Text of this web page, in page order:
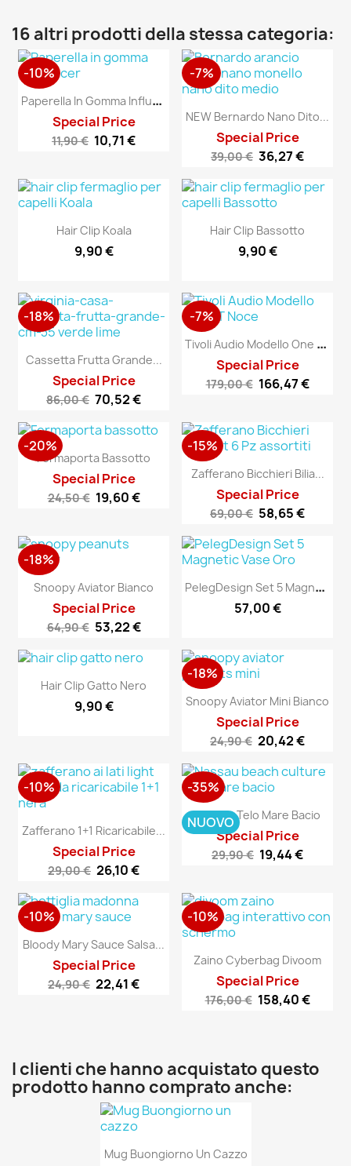
16 altri prodotti della stessa categoria:
P
Aperella In Gomma Influencer
Special Price
11,90 € 10,71 €
-10%
NEW Bernardo Nano Dito...
Special Price
39,00 € 36,27 €
-7%
Hair Clip Koala
9,90 €
Hair Clip Bassotto
9,90 €
Cassetta Frutta Grande...
Special Price
86,00 € 70,52 €
-18%
T
Ivoli Audio Modello One BT...
Special Price
179,00 € 166,47 €
-7%
Fermaporta Bassotto
Special Price
24,50 € 19,60 €
-20%
Zafferano Bicchieri Bilia...
Special Price
69,00 € 58,65 €
-15%
Snoopy Aviator Bianco
Special Price
64,90 € 53,22 €
-18%
P
ElegDesign Set 5 Magnetic...
57,00 €
Hair Clip Gatto Nero
9,90 € Snoopy Aviator Mini Bianco
Special Price
24,90 € 20,42 €
-18%
Zafferano 1+1 Ricaricabile...
Special Price
29,00 € 26,10 €
-10%
Nassau Telo Mare Bacio
Special Price
29,90 € 19,44 €
-35%
NUOVO
Bloody Mary Sauce Salsa...
Special Price
24,90 € 22,41 €
-10%
Zaino Cyberbag Divoom
Special Price
176,00 € 158,40 €
-10%
I clienti che hanno acquistato questo
prodotto hanno comprato anche:
Mug Buongiorno Un Cazzo